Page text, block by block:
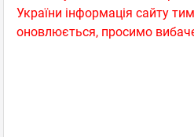
України інформація сайту
оновлюється, просимо